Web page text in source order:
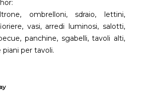
ombrelloni, sdraio, lettini,
vasi, arredi luminosi, salotti,
panchine, sgabelli, tavoli alti,
piani per tavoli.